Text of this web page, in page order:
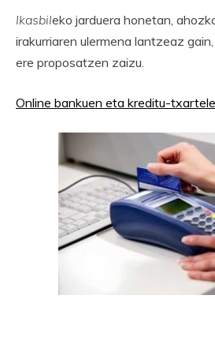
Ikasbileko jarduera honetan,
irakurriaren ulermena lantzeaz
ere proposatzen zaizu.
Online bankuen eta kreditu-